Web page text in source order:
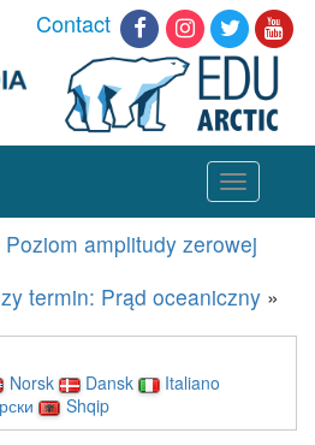
Contact
Toggle
navigation
amplitudy zerowej
termin: Prąd oceaniczny »
Norsk Dansk
Italiano
Shqip